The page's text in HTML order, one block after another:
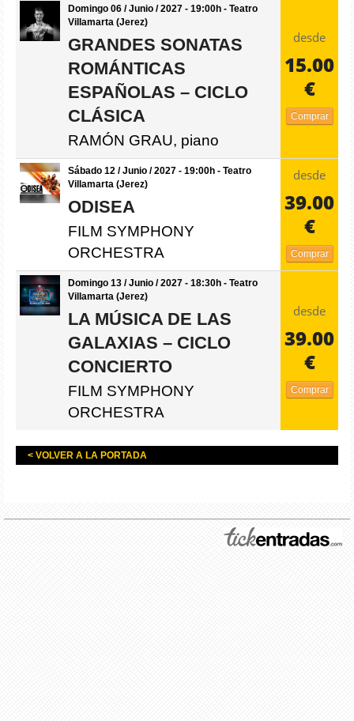
Domingo 06 / Junio / 2027 - 19:00h - Teatro
Villamarta (Jerez)
GRANDES SONATAS
ROMÁNTICAS
ESPAÑOLAS – CICLO
CLÁSICA
RAMÓN GRAU, piano
desde
15.00
€
Comprar
Sábado 12 / Junio / 2027 - 19:00h - Teatro
Villamarta (Jerez)
ODISEA
FILM SYMPHONY
ORCHESTRA
desde
39.00
€
Comprar
Domingo 13 / Junio / 2027 - 18:30h - Teatro
Villamarta (Jerez)
LA MÚSICA DE LAS
GALAXIAS – CICLO
CONCIERTO
FILM SYMPHONY
ORCHESTRA
desde
39.00
€
Comprar
< VOLVER A LA PORTADA